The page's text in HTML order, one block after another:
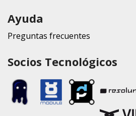
Ayuda
Preguntas frecuentes
Socios Tecnológicos